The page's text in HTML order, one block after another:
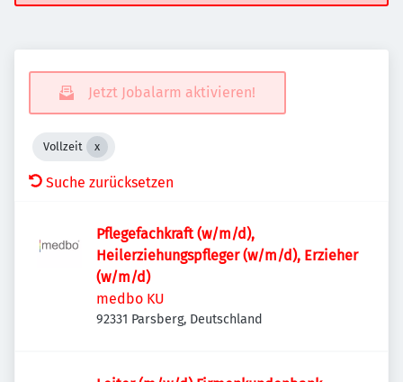
Jetzt Jobalarm aktivieren!
Vollzeit
Suche zurücksetzen
Pflegefachkraft (w/m/d),
Heilerziehungspfleger (w/m/d), Erzieher
(w/m/d)
medbo KU
92331 Parsberg, Deutschland